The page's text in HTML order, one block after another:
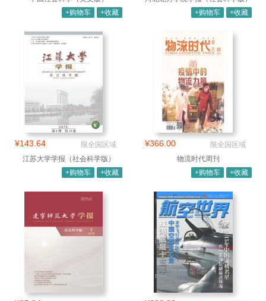
+购物车
+收藏
+购物车
+收藏
¥143.64
限全国区域
江苏大学学报（社会科学版）
+购物车
+收藏
¥366.00
限全国区域
物流时代周刊
+购物车
+收藏